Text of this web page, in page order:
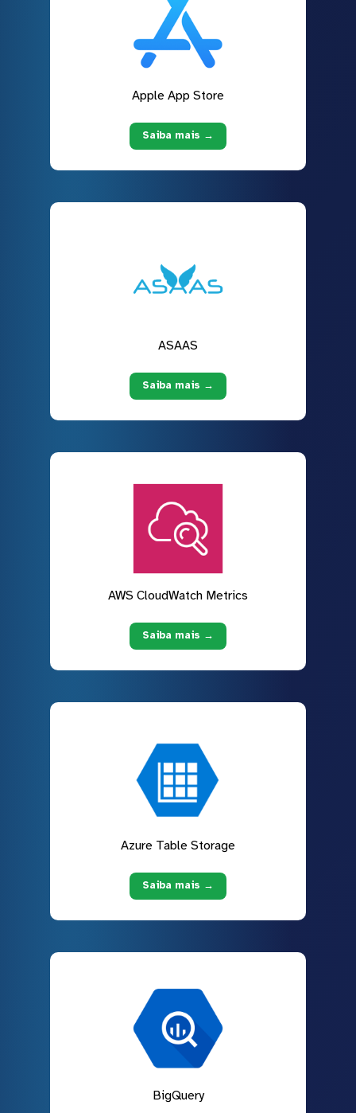
Apple App Store
Saiba mais →
ASAAS
Saiba mais →
AWS CloudWatch Metrics
Saiba mais →
Azure Table Storage
Saiba mais →
BigQuery